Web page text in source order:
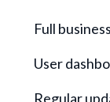
Full
User
Regular